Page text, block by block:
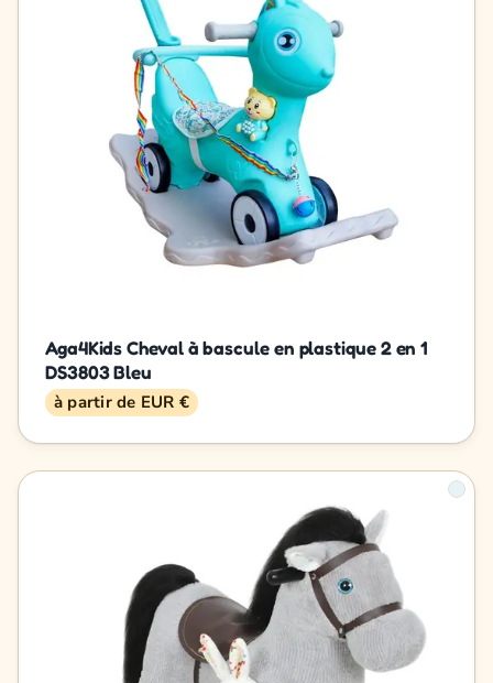
Aga4Kids Cheval à bascule en plastique 2 en 1
DS3803 Bleu
à partir de EUR €